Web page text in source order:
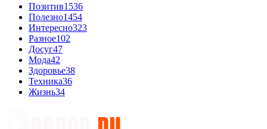
Позитив1536
Полезно1454
Интересно323
Разное102
Досуг47
Мода42
Здоровье38
Техника36
Жизнь34